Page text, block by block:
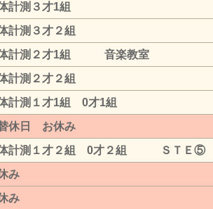
計測３才1組
計測３才２組
計測２才1組 音楽教室
計測２才２組
計測１才1組 0才1組
休日 お休み
計測１才２組 0才２組 ＳＴＥ⑤
み
み